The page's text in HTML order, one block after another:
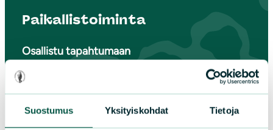
Suostumus Yksityiskohdat Tietoja
Paikallistoiminta
Osallistu tapahtumaan
Tule vapaaehtoiseksi
Liity jäseneksi